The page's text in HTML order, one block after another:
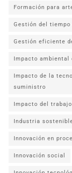
Formación para
Gestión del
Gestión eficiente
Impacto ambiental
Impacto de la
suministro
Impacto del
Industria
Innovación en
Innovación social